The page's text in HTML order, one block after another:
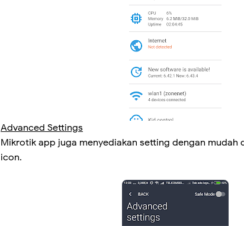
Advanced Settings
Mikrotik app juga menyediakan setting dengan mudah
icon.